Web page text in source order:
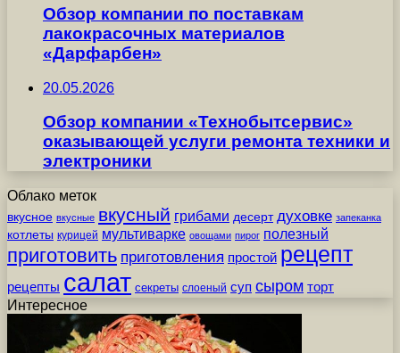
Обзор компании по поставкам
лакокрасочных материалов
«Дарфарбен»
20.05.2026
Обзор компании «Технобытсервис»
оказывающей услуги ремонта техники и
электроники
Облако меток
вкусное вкусные вкусный грибами десерт духовке запеканка
котлеты курицей мультиварке овощами пирог полезный
приготовить приготовления простой рецепт
рецепты салат секреты слоеный суп сыром торт
Интересное